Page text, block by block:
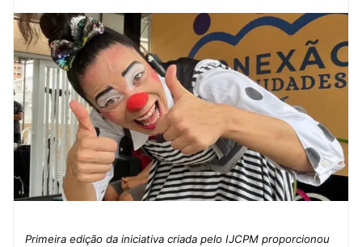
Primeira edição da iniciativa criada pelo IJCPM proporcionou